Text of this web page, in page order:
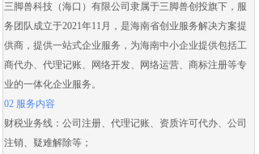
三脚兽科技（海口）有限公司隶属于三脚兽创投旗下，服
务团队成立于2021年11月，是海南省创业服务解决方案提
供商，提供一站式企业服务，为海南中小企业提供包括工
商代办、 代理记账、 网络开发、 网络运营、 商标注册等专
业的一体化企业服务。
02 服务内容
财税业务线： 公司注册、 代理记账、 资质许可代办、 公司
注销、 疑难解除等；